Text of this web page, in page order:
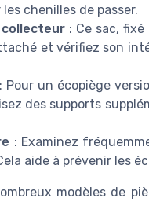
chenilles de passer.
: Ce sac,
et vérifiez son
: Pour un écopiège
des supports
: Examinez
aide à prévenir les
modèles de